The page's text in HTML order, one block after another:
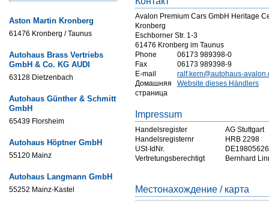
Aston Martin Kronberg
61476 Kronberg / Taunus
Autohaus Brass Vertriebs
GmbH & Co. KG AUDI
63128 Dietzenbach
Autohaus Günther & Schmitt
GmbH
65439 Florsheim
Autohaus Höptner GmbH
55120 Mainz
Autohaus Langmann GmbH
55252 Mainz-Kastel
Avalon Premium Cars GmbH Heritage
Kronberg
Eschborner Str. 1-3
61476 Kronberg im Taunus
Phone
06173 989398-0
Fax
06173 989398-9
E-mail
ralf.kern@autohaus-
Домашняя
страница
Website dieses Händlers
Impressum
Handelsregister
AG Stuttgart
Handelsregisternr
HRB 2298
USt-IdNr.
Vertretungsberechtigt
Bernhard
Местонахождение / карта